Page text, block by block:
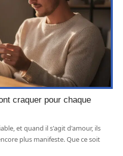
craquer pour chaque
et quand il s'agit d'amour, ils
plus manifeste. Que ce soit